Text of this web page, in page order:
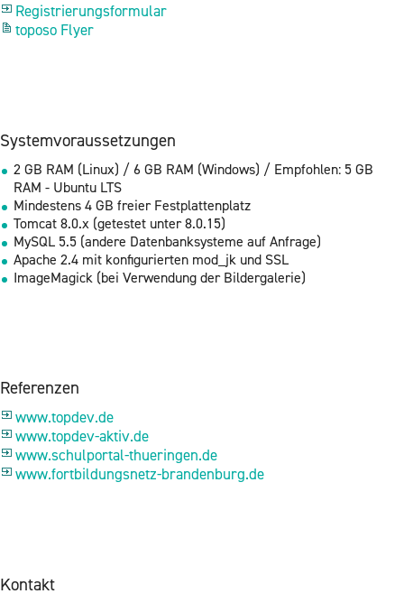
Re­gis­trie­rungs­for­mu­lar
to­po­so Flyer
Sys­tem­vor­aus­set­zun­gen
2 GB RAM (Linux) / 6 GB RAM (Win­dows) / Emp­foh­len: 5 GB
RAM - Ubun­tu LTS
Min­des­tens 4 GB frei­er Fest­plat­ten­platz
Tom­cat 8.0.x (ge­tes­tet unter 8.0.15)
MySQL 5.5 (an­de­re Da­ten­bank­sys­te­me auf An­fra­ge)
Apa­che 2.4 mit kon­fi­gu­rier­ten mo­d_jk und SSL
Image­Ma­gick (bei Ver­wen­dung der Bil­der­ga­le­rie)
Re­fe­ren­zen
www.​topdev.​de
www.​topdev-​aktiv.​de
www.​schulportal-​thueringen.​de
www.​for​tbil​dung​snet​z-​brandenburg.​de
Kon­takt